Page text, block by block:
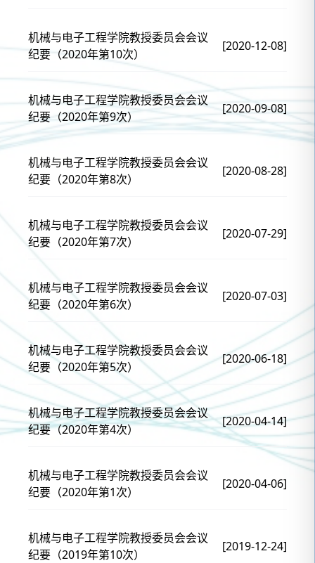
机械与电子工程学院教授委员会会议
纪要（2020年第10次）
[2020-12-08]
机械与电子工程学院教授委员会会议
纪要（2020年第9次）
[2020-09-08]
机械与电子工程学院教授委员会会议
纪要（2020年第8次）
[2020-08-28]
机械与电子工程学院教授委员会会议
纪要（2020年第7次）
[2020-07-29]
机械与电子工程学院教授委员会会议
纪要（2020年第6次）
[2020-07-03]
机械与电子工程学院教授委员会会议
纪要（2020年第5次）
[2020-06-18]
机械与电子工程学院教授委员会会议
纪要（2020年第4次）
[2020-04-14]
机械与电子工程学院教授委员会会议
纪要（2020年第1次）
[2020-04-06]
机械与电子工程学院教授委员会会议
纪要（2019年第10次）
[2019-12-24]